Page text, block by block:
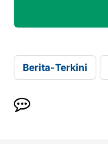
Berita-Terkini